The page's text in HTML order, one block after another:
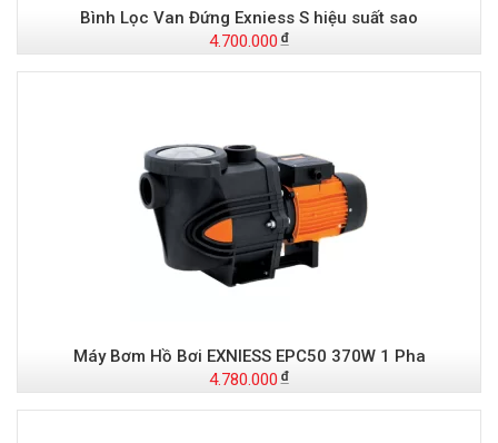
Bình Lọc Van Đứng Exniess S hiệu suất sao
4.700.000
Máy Bơm Hồ Bơi EXNIESS EPC50 370W 1 Pha
4.780.000